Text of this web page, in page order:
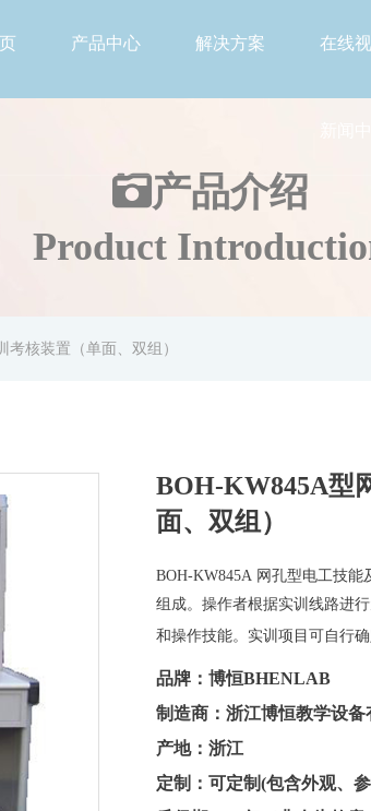
产品中心 解决方案 在线
产品介绍
Product
核装置（单面、双组）
BOH-KW845A型
面、双组）
BOH-KW845A 网孔型电工技
组成。操作者根据实训线路进
和操作技能。实训项目可自行
品牌：博恒BHENLAB
制造商：浙江博恒教学设备
产地：浙江
定制：可定制(包含外观、